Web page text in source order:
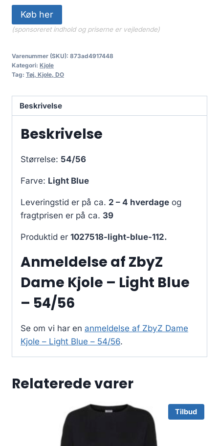
Køb her
(sponsoreret indhold og priserne er vejledende)
Varenummer (SKU): 873ad4917448
Kategori: Kjole
Tag: Tøj, Kjole, DO
Beskrivelse
Beskrivelse
Størrelse: 54/56
Farve: Light Blue
Leveringstid er på ca. 2 – 4 hverdage og
fragtprisen er på ca. 39
Produktid er 1027518-light-blue-112.
Anmeldelse af ZbyZ
Dame Kjole – Light Blue
– 54/56
Se om vi har en anmeldelse af ZbyZ Dame
Kjole – Light Blue – 54/56.
Relaterede varer
Tilbud